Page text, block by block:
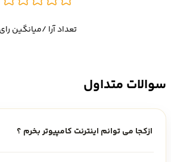
اولین بلاک چین است که با سرعت وب به
همچنین سومین نوآوری بزرگ در حوزه بلاک
تعداد آرا /میانگین رای
سوالات متداول
ازکجا می توانم اینترنت کامپیوتر بخرم ؟